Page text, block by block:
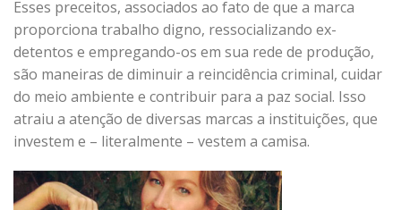
Esses preceitos, associados ao fato de que a marca
proporciona trabalho digno, ressocializando ex-
detentos e empregando-os em sua rede de produção,
são maneiras de diminuir a reincidência criminal, cuidar
do meio ambiente e contribuir para a paz social. Isso
atraiu a atenção de diversas marcas a instituições, que
investem e – literalmente – vestem a camisa.